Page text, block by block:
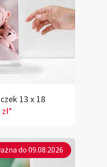
13 x 18
do 09.08.2026